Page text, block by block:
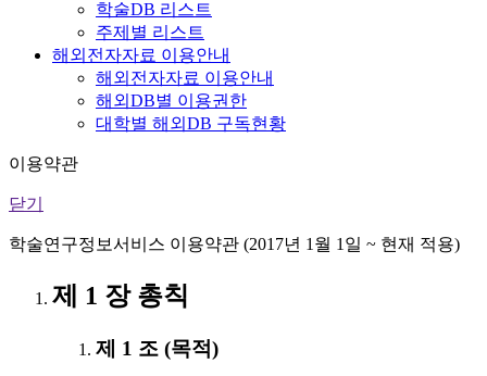
학술DB 리스트
주제별 리스트
해외전자자료 이용안내
해외전자자료 이용안내
해외DB별 이용권한
대학별 해외DB 구독현황
이용약관
닫기
학술연구정보서비스 이용약관 (2017년 1월 1일 ~ 현재 적용)
제 1 장 총칙
제 1 조 (목적)